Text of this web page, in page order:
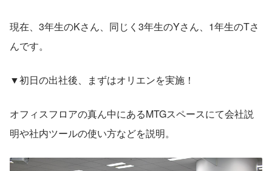
現在、3年生のKさん、同じく3年生のYさん、1年生のTさ
んです。
▼初日の出社後、まずはオリエンを実施！
オフィスフロアの真ん中にあるMTGスペースにて会社説
明や社内ツールの使い方などを説明。